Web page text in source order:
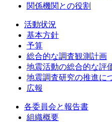
関係機関との役割
活動状況
基本方針
予算
総合的な調査観測計画
地震活動の総合的な評
地震調査研究の推進に
広報
各委員会と報告書
組織概要